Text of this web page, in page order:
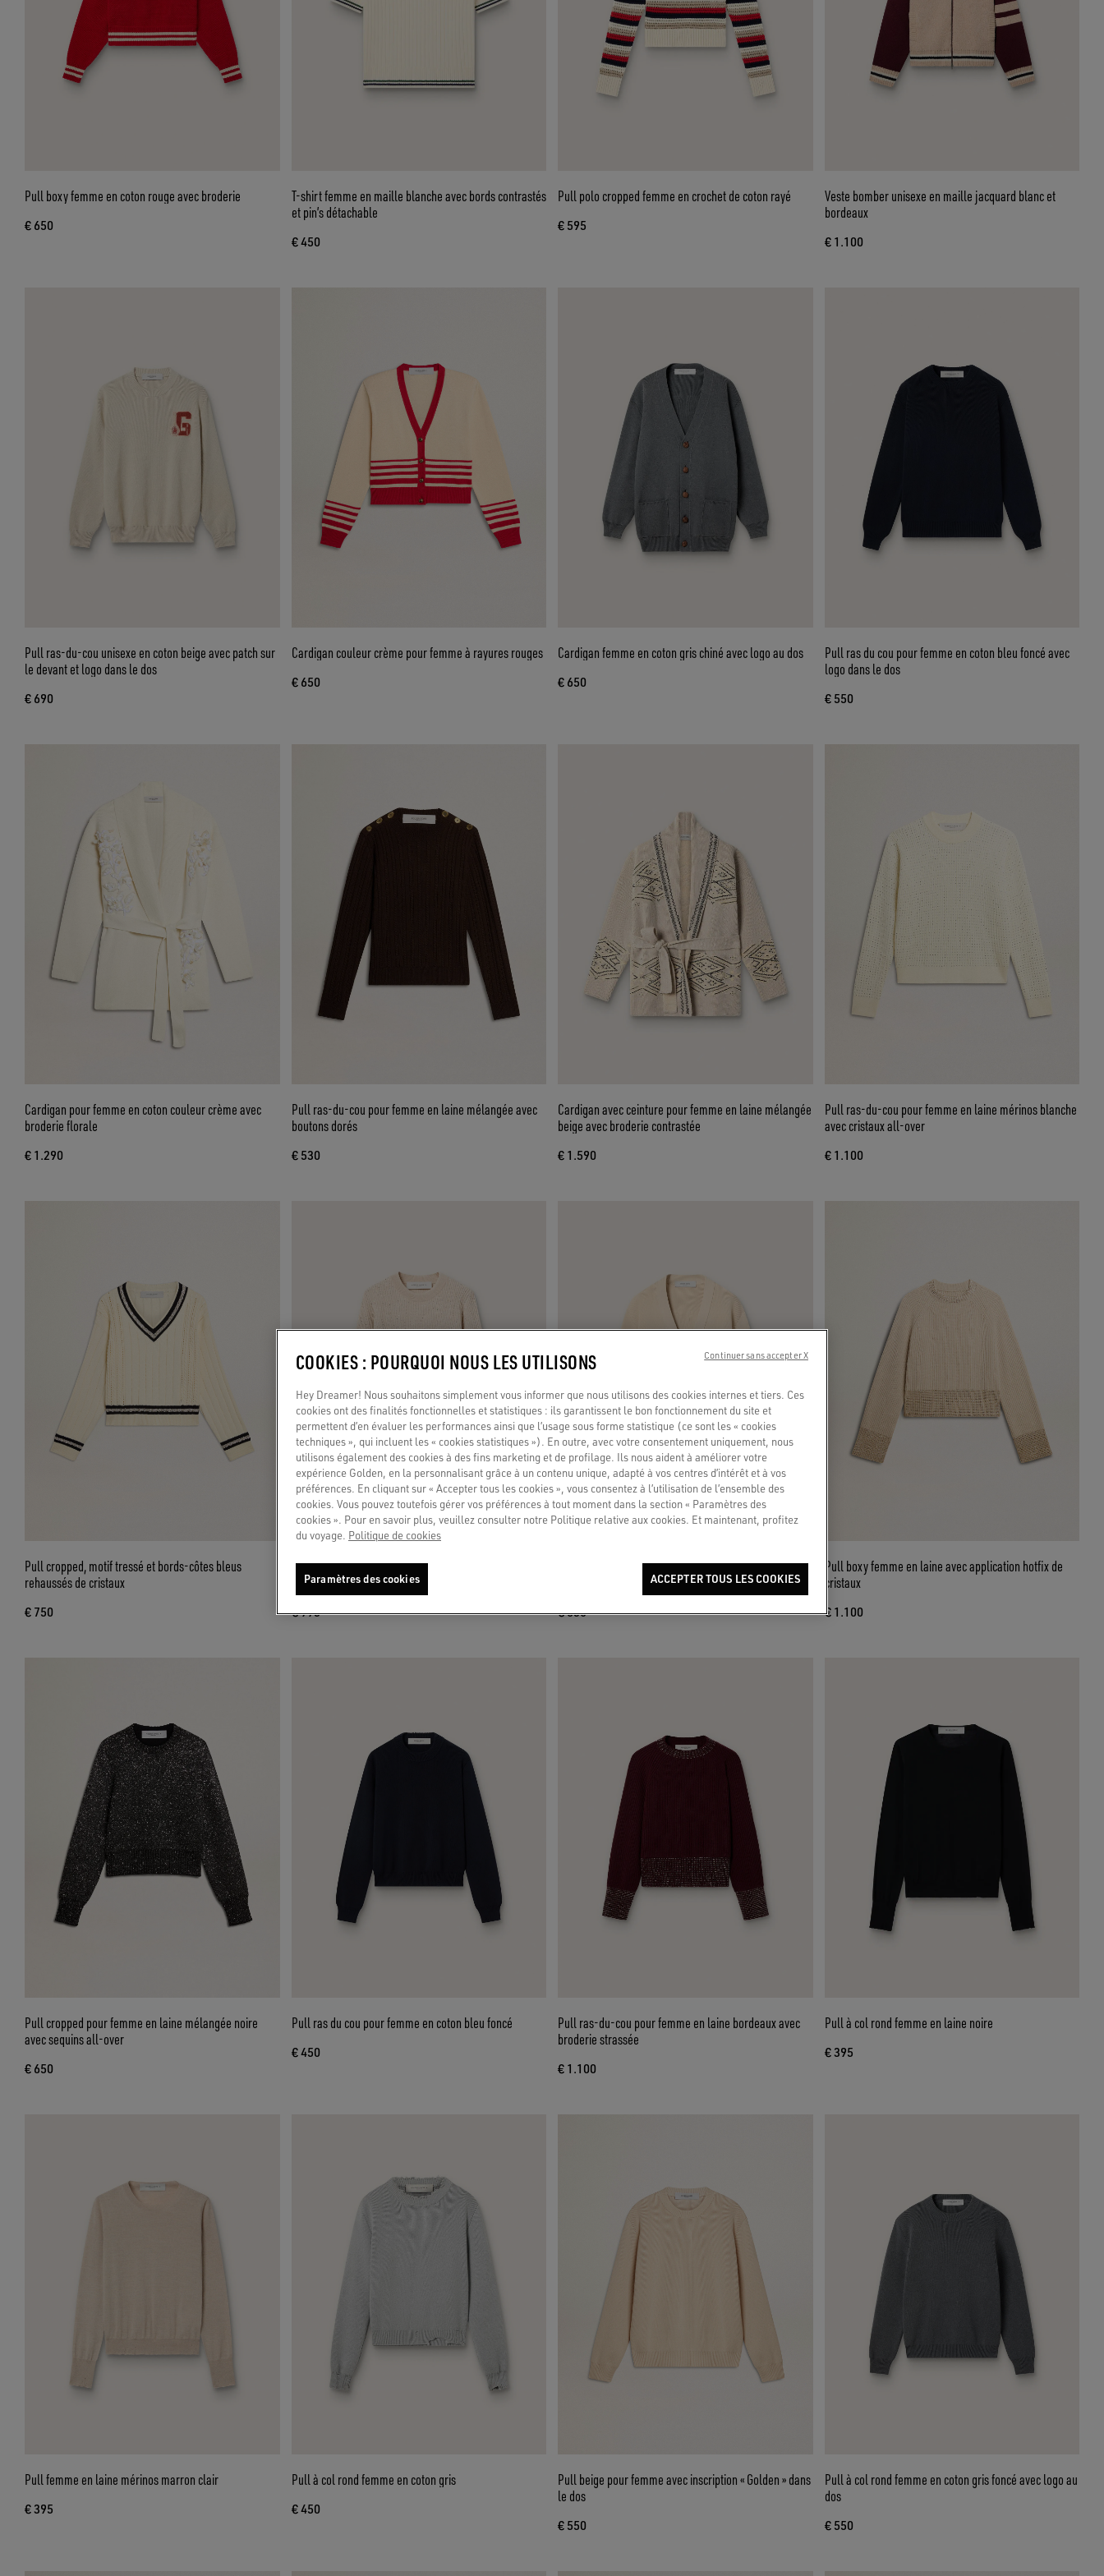
Pull boxy femme en coton rouge avec broderie
€ 650
T-shirt femme en maille blanche avec bords contrastés
et pin’s détachable
€ 450
Pull polo cropped femme en crochet de coton rayé
€ 595
Veste bomber unisexe en maille jacquard blanc et
bordeaux
€ 1.100
Pull ras-du-cou unisexe en coton beige avec patch sur
le devant et logo dans le dos
€ 690
Cardigan couleur crème pour femme à rayures rouges
€ 650
Cardigan femme en coton gris chiné avec logo au dos
€ 650
Pull ras du cou pour femme en coton bleu foncé avec
logo dans le dos
€ 550
Cardigan pour femme en coton couleur crème avec
broderie florale
€ 1.290
Pull ras-du-cou pour femme en laine mélangée avec
boutons dorés
€ 530
Cardigan avec ceinture pour femme en laine mélangée
beige avec broderie contrastée
€ 1.590
Pull ras-du-cou pour femme en laine mérinos blanche
avec cristaux all-over
€ 1.100
Pull cropped, motif tressé et bords-côtes bleus
rehaussés de cristaux
€ 750
Pull cropped ras-du-cou en laine beige avec cristaux
all-over
€ 995
Cardigan beige pour femme avec inscription « Golden »
€ 650
Pull boxy femme en laine avec application hotfix de
cristaux
€ 1.100
Pull cropped pour femme en laine mélangée noire
avec sequins all-over
€ 650
Pull ras du cou pour femme en coton bleu foncé
€ 450
Pull ras-du-cou pour femme en laine bordeaux avec
broderie strassée
€ 1.100
Pull à col rond femme en laine noire
€ 395
Pull femme en laine mérinos marron clair
€ 395
Pull à col rond femme en coton gris
€ 450
Pull beige pour femme avec inscription « Golden » dans
le dos
€ 550
Pull à col rond femme en coton gris foncé avec logo au
dos
€ 550
COOKIES : POURQUOI NOUS LES UTILISONS
Hey Dreamer! Nous souhaitons simplement vous informer que nous utilisons des cookies internes et tiers. Ces
cookies ont des finalités fonctionnelles et statistiques : ils garantissent le bon fonctionnement du site et
permettent d’en évaluer les performances ainsi que l’usage sous forme statistique (ce sont les « cookies
techniques », qui incluent les « cookies statistiques »). En outre, avec votre consentement uniquement, nous
utilisons également des cookies à des fins marketing et de profilage. Ils nous aident à améliorer votre
expérience Golden, en la personnalisant grâce à un contenu unique, adapté à vos centres d’intérêt et à vos
préférences. En cliquant sur « Accepter tous les cookies », vous consentez à l’utilisation de l’ensemble des
cookies. Vous pouvez toutefois gérer vos préférences à tout moment dans la section « Paramètres des
cookies ». Pour en savoir plus, veuillez consulter notre Politique relative aux cookies. Et maintenant, profitez
du voyage. Politique de cookies
Paramètres des cookies ACCEPTER TOUS LES COOKIES
Continuer sans accepter X